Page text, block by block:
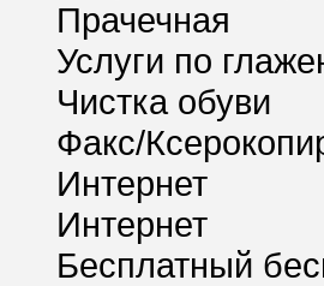
Прачечная
Услуги по
Чистка обуви
Факс/
Интернет
Интернет
Бесплатный